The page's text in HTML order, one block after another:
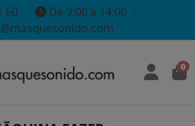
60
De 9:00 a 14:00
0